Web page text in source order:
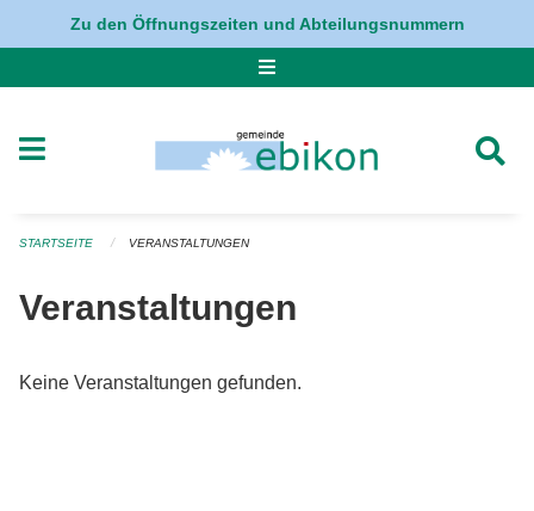
Navigation überspringen
Zu den Öffnungszeiten und Abteilungsnummern
STARTSEITE VERANSTALTUNGEN
Veranstaltungen
Keine Veranstaltungen gefunden.